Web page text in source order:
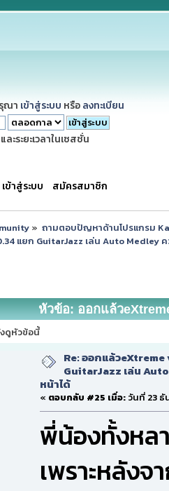
ณา เข้าสู่ระบบ หรือ ลงทะเบียน
ะระยะเวลาในเซสชั่น
เข้าสู่ระบบ สมัครสมาชิก
» ถามตอบปัญหาด้านโปรแกรม
แยก GuitarJazz เล่น Auto Medley ค
หัวข้อ: ออกแล้ว
รั้ง)
ดูหัวข้อนี้
Re: ออกแล้ว
GuitarJazz เล่น
หน้าได้
« ตอบกลับ #25 เมื่อ: วันที่ 23 ธั
พี่น้องทั้งหล
เพราะหลังจ